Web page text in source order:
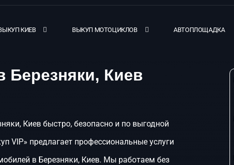
КИЕВ ВЫКУП МОТОЦИКЛОВ АВТОПЛОЩАДКА
Березняки, Киев
Киев быстро, безопасно и по выгодной
VIP» предлагает профессиональные услуги
в Березняки, Киев. Мы работаем без